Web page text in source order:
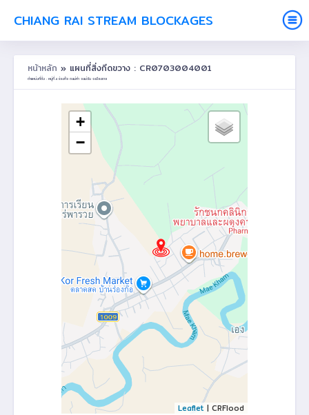
CHIANG RAI STREAM BLOCKAGES
หน้าหลัก » แผนที่สิ่งกีดขวาง : CR0703004001
ตำแหน่งที่ตั้ง : หมู่ที่ 4 ร่องก๊อ ต.แม่คำ อ.แม่จัน จ.เชียงราย
+
−
Leaflet | CRFlood